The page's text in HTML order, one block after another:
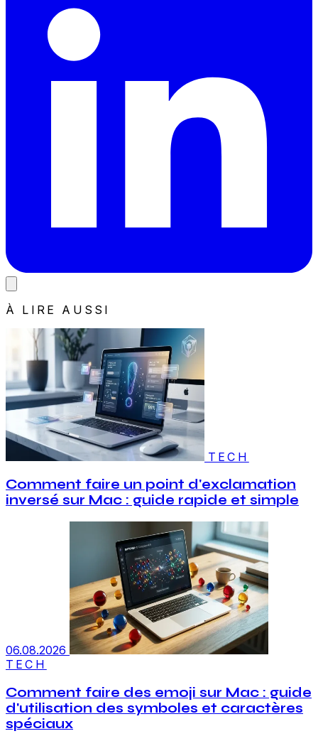
À LIRE AUSSI
TECH
Comment faire un point d'exclamation
inversé sur Mac : guide rapide et simple
06.08.2026
TECH
Comment faire des emoji sur Mac : guide
d'utilisation des symboles et caractères
spéciaux